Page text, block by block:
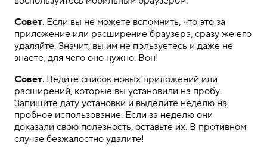
Совет. Если вы не можете вспомнить, что это за
приложение или расширение браузера, сразу же его
удаляйте. Значит, вы им не пользуетесь и даже не
знаете, для чего оно нужно. Вон!
Совет. Ведите список новых приложений или
расширений, которые вы установили на пробу.
Запишите дату установки и выделите неделю на
пробное использование. Если за неделю они
доказали свою полезность, оставьте их. В противном
случае безжалостно удалите!